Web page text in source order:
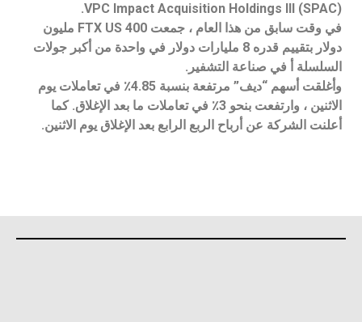
(SPAC) VPC Impact Acquisition Holdings III.
في وقت سابق من هذا العام ، جمعت FTX US 400 مليون
دولار بتقييم قدره 8 مليارات دولار في واحدة من أكبر جولات
السلسلة أ في صناعة التشفير.
وأغلقت أسهم “ديف” مرتفعة بنسبة 4.85٪ في تعاملات يوم
الاثنين ، وارتفعت بنحو 3٪ في تعاملات ما بعد الإغلاق. كما
أعلنت الشركة عن أرباح الربع الرابع بعد الإغلاق يوم الاثنين.